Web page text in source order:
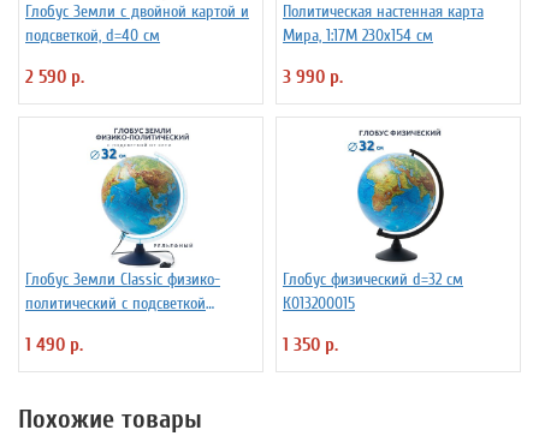
Глобус Земли с двойной картой и
подсветкой, d=40 см
2 590 р.
Политическая настенная карта
Мира, 1:17М 230х154 см
3 990 р.
Глобус Земли Classic физико-
политический с подсветкой
1 490 р.
Глобус физический d=32 см
К013200015
1 350 р.
Похожие товары